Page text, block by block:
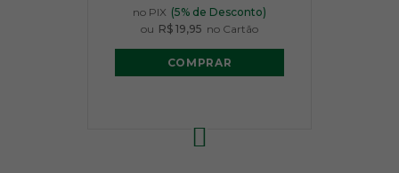
no PIX (5% de Desconto)
ou R$ 19,95 no Cartão
COMPRAR